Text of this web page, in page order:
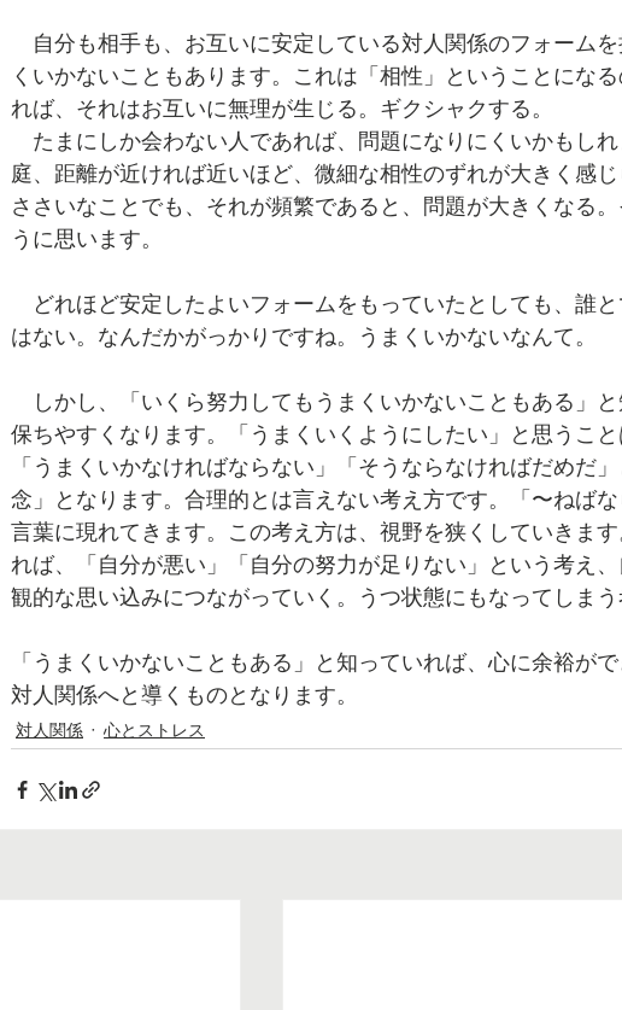
自分も相手も、お互いに安定している対人関係のフォーム
くいかないこともあります。これは「相性」ということにな
れば、それはお互いに無理が生じる。ギクシャクする。
たまにしか会わない人であれば、問題になりにくいかもし
庭、距離が近ければ近いほど、微細な相性のずれが大きく感
ささいなことでも、それが頻繁であると、問題が大きくなる
うに思います。
どれほど安定したよいフォームをもっていたとしても、誰
はない。なんだかがっかりですね。うまくいかないなんて。
しかし、「いくら努力してもうまくいかないこともある」
保ちやすくなります。「うまくいくようにしたい」と思うこと
「うまくいかなければならない」「そうならなければだめだ
念」となります。合理的とは言えない考え方です。「〜ねば
言葉に現れてきます。この考え方は、視野を狭くしていきま
れば、「自分が悪い」「自分の努力が足りない」という考え
観的な思い込みにつながっていく。うつ状態にもなってしまう
「うまくいかないこともある」と知っていれば、心に余裕が
対人関係へと導くものとなります。
対人関係 心とストレス